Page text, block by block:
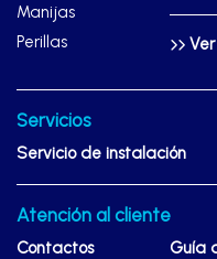
Manijas
Perillas
Servicios
Servicio de instalación
Atención al cliente
Contactos Guía